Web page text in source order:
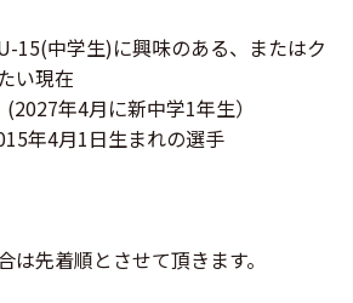
15(中学生)に興味のある、またはク
い現在
年4月に新中学1年生）
年4月1日生まれの選手
先着順とさせて頂きます。